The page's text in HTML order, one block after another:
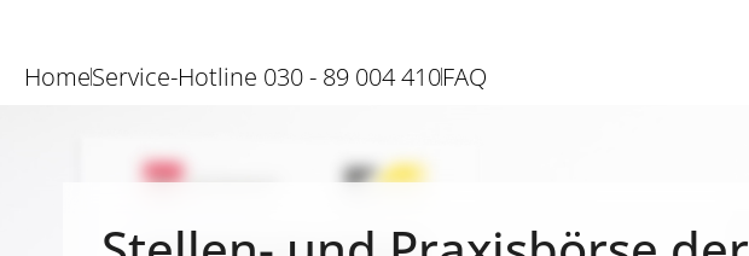
HomeService-Hotline 030 - 89 004 410FAQ